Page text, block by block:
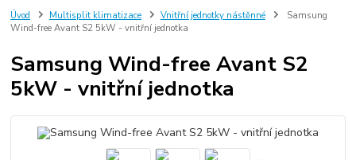
Úvod Multisplit klimatizace Vnitřní jednotky nástěnné
Samsung
Wind-free Avant S2 5kW - vnitřní jednotka
Samsung Wind-free Avant S2
5kW - vnitřní jednotka